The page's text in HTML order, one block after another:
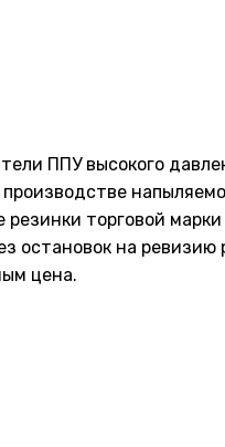
ППУ высокого
торговой
остановок на
цена.